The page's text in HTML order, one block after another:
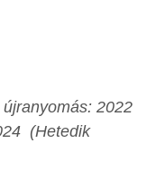
2022
(Hetedik